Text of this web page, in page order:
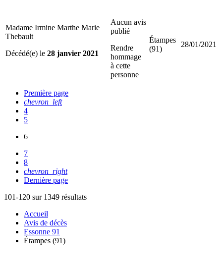
Madame Irmine Marthe Marie
Thebault
Décédé(e) le 28 janvier 2021
Aucun avis
publié
Rendre
hommage
à cette
personne
Étampes
(91)
28/01/2021
Première page
chevron_left
4
5
6
7
8
chevron_right
Dernière page
101-120 sur 1349 résultats
Accueil
Avis de décès
Essonne 91
Étampes (91)